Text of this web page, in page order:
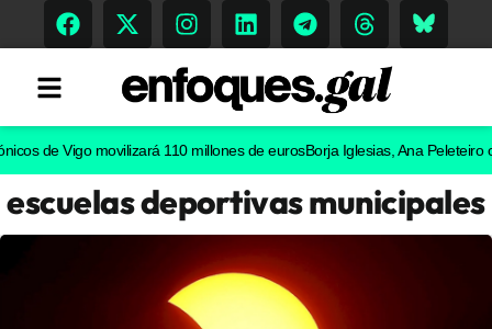
Vigo movilizará 110 millones de eurosBorja Iglesias, Ana Peleteiro o
escuelas deportivas municipales